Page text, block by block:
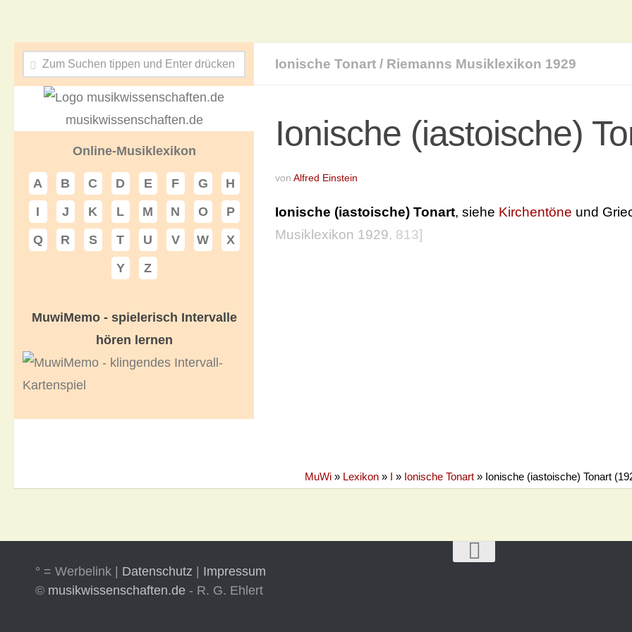
Ionische Tonart / Riemanns Musiklexikon 1929
Ionische (iastoische)
von Alfred Einstein
Ionische (iastoische) Tonart, siehe Kirchentöne und
Musiklexikon 1929, 813]
musikwissenschaften.de
Online-Musiklexikon
A B C D E F G
H
I
J K L M N O
P
Q
R S T U V W
X
Y
Z
MuwiMemo - spielerisch Intervalle
hören lernen
MuWi» Lexikon» I » Ionische Tonart» Ionische (iastoische) Tonart
° = Werbelink | Datenschutz
Impressum
© musikwissenschaften.de - R. G. Ehlert